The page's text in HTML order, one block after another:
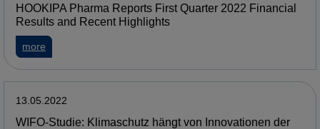
HOOKIPA Pharma Reports First Quarter 2022 Financial
Results and Recent Highlights
more
13.05.2022
WIFO-Studie: Klimaschutz hängt von Innovationen der